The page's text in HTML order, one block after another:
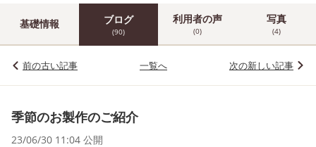
基礎情報 ブログ
(90)
利用者の声
(0)
写真
(4)
前の古い記事 一覧へ 次の新しい記事
季節のお製作のご紹介
23/06/30 11:04 公開